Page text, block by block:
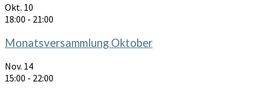
Okt. 10
18:00 - 21:00
Monatsversammlung Oktober
Nov. 14
15:00 - 22:00